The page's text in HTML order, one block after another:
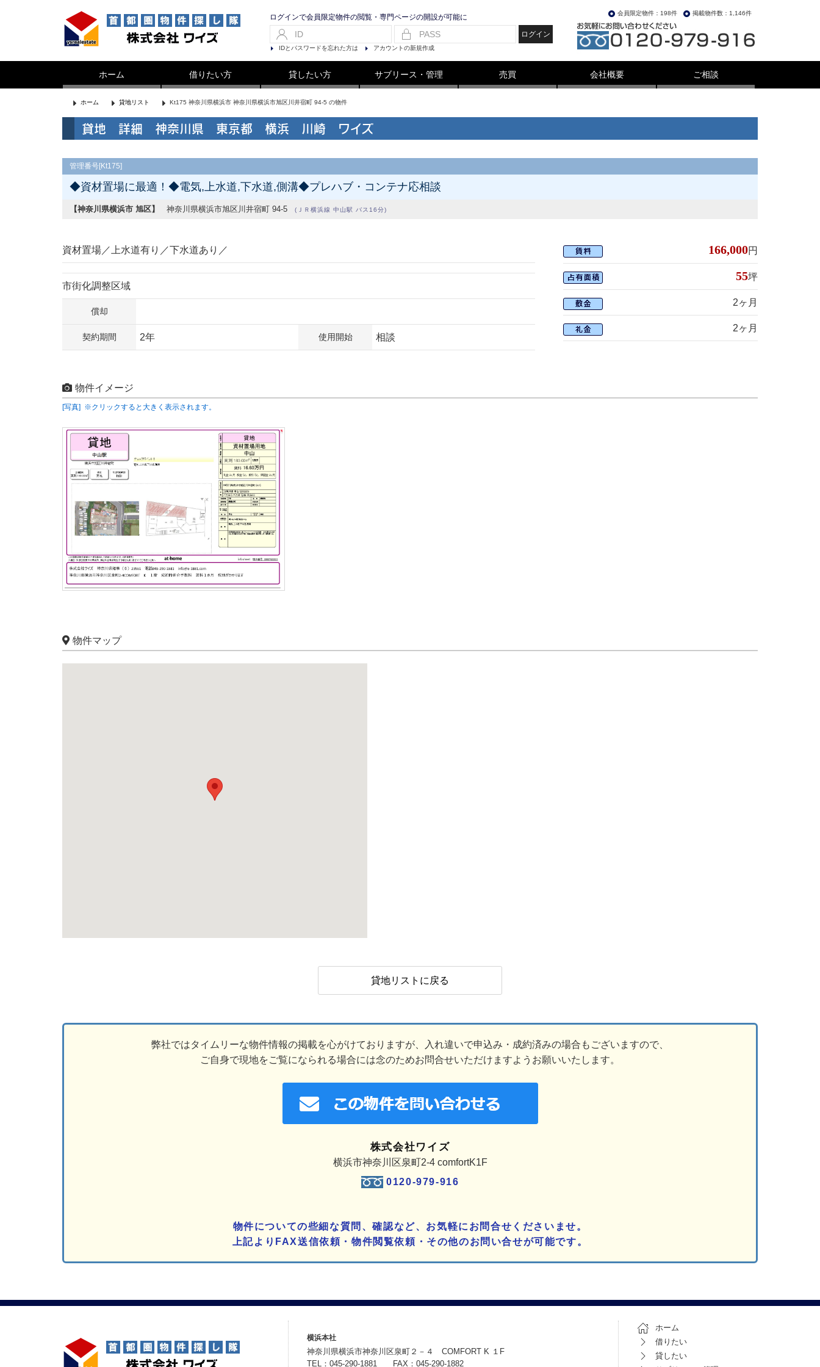
ログインで会員限定物件の閲覧・専門ページの開設が可能に
ログイン
IDとパスワードを忘れた方は アカウントの新規作成
掲載物件数：1,146件
会員限定物件：198件
ホーム 借りたい方 貸したい方 サブリース・管理 売買 会社概要 ご相談
ホーム 貸地リスト Kt175 神奈川県横浜市 神奈川県横浜市旭区川井宿町 94-5 の物件
貸地 詳細 神奈川県 東京都 横浜 川崎 ワイズ
管理番号[Kt175]
◆資材置場に最適！◆電気,上水道,下水道,側溝◆プレハブ・コンテナ応相談
【神奈川県横浜市 旭区】 神奈川県横浜市旭区川井宿町 94-5 (ＪＲ横浜線 中山駅 バス16分)
資材置場／上水道有り／下水道あり／
市街化調整区域
償却
契約期間 2年 使用開始 相談
166,000円
55坪
2ヶ月
2ヶ月
物件イメージ
[写真] ※クリックすると大きく表示されます。
物件マップ
貸地リストに戻る
弊社ではタイムリーな物件情報の掲載を心がけておりますが、入れ違いで申込み・成約済みの場合もございますので、
ご自身で現地をご覧になられる場合には念のためお問合せいただけますようお願いいたします。
株式会社ワイズ
横浜市神奈川区泉町2-4 comfortK1F
0120-979-916
物件についての些細な質問、確認など、お気軽にお問合せくださいませ。
上記よりFAX送信依頼・物件閲覧依頼・その他のお問い合せが可能です。
横浜本社
神奈川県横浜市神奈川区泉町２－４ COMFORT K １F
TEL：045-290-1881 FAX：045-290-1882
ホーム
借りたい
貸したい